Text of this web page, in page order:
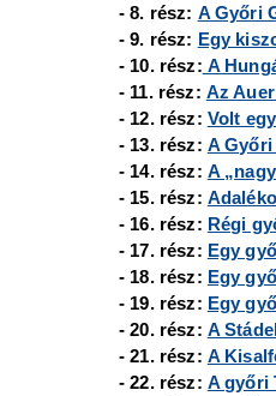
- 8. rész: A Győri
- 9. rész: Egy
- 10. rész: A
- 11. rész: Az
- 12. rész: Volt
- 13. rész: A Győri
- 14. rész: A
- 15. rész:
- 16. rész: Régi
- 17. rész: Egy
- 18. rész: Egy
- 19. rész: Egy
- 20. rész: A
- 21. rész: A
- 22. rész: A győri